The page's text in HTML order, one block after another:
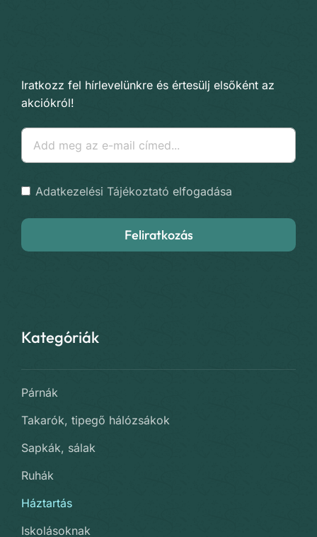
Iratkozz fel hírlevelünkre és értesülj elsőként az
akciókról!
Adatkezelési Tájékoztató elfogadása
Feliratkozás
Kategóriák
Párnák
Takarók, tipegő hálózsákok
Sapkák, sálak
Ruhák
Háztartás
Iskolásoknak